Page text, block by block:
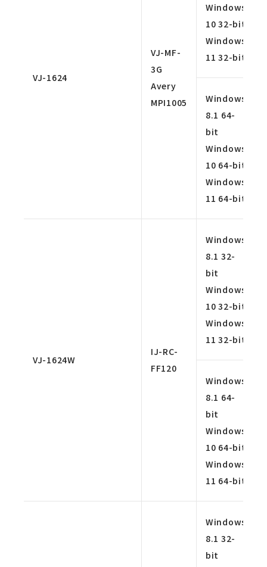
VJ-1624
VJ-MF-
3G
Avery
MPI1005
Windows
10 32-bit
Windows
11 32-bit
Windows
8.1 64-
bit
Windows
10 64-bit
Windows
11 64-bit
VJ-1624W
IJ-RC-
FF120
Windows
8.1 32-
bit
Windows
10 32-bit
Windows
11 32-bit
Windows
8.1 64-
bit
Windows
10 64-bit
Windows
11 64-bit
Windows
8.1 32-
bit